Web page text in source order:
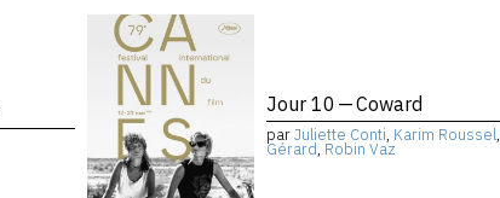
Jour 10 — Coward
parJuliette Conti, Karim Roussel,
Gérard, Robin Vaz